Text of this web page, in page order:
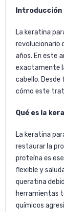
Introducción
La keratina
revolucionario
años. En este
exactamente
cabello.
cómo este
Qué es la
La keratina
restaurar la
proteína es
flexible y
queratina
herramientas
químicos